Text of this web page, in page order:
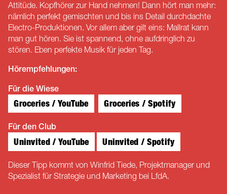
Attitüde. Kopfhörer zur Hand nehmen! Dann hört man mehr:
nämlich perfekt gemischten und bis ins Detail durchdachte
Electro-Produktionen. Vor allem aber gilt eins: Mallrat kann
man gut hören. Sie ist spannend, ohne aufdringlich zu
stören. Eben perfekte Musik für jeden Tag.
Hörempfehlungen:
Für die Wiese
Groceries / YouTube Groceries / Spotify
Für den Club
Uninvited / YouTube Uninvited / Spotify
Dieser Tipp kommt von Winfrid Tiede, Projektmanager und
Spezialist für Strategie und Marketing bei LfdA.